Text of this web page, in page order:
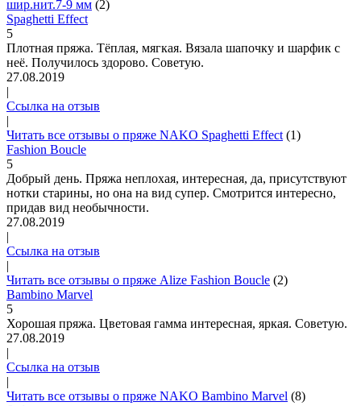
шир.нит.7-9 мм (2)
Spaghetti Effect
5
Плотная пряжа. Тёплая, мягкая. Вязала шапочку и шарфик с
неё. Получилось здорово. Советую.
27.08.2019
|
Ссылка на отзыв
|
Читать все отзывы о пряже NAKO Spaghetti Effect (1)
Fashion Boucle
5
Добрый день. Пряжа неплохая, интересная, да, присутствуют
нотки старины, но она на вид супер. Смотрится интересно,
придав вид необычности.
27.08.2019
|
Ссылка на отзыв
|
Читать все отзывы о пряже Alize Fashion Boucle (2)
Bambino Marvel
5
Хорошая пряжа. Цветовая гамма интересная, яркая. Советую.
27.08.2019
|
Ссылка на отзыв
|
Читать все отзывы о пряже NAKO Bambino Marvel (8)